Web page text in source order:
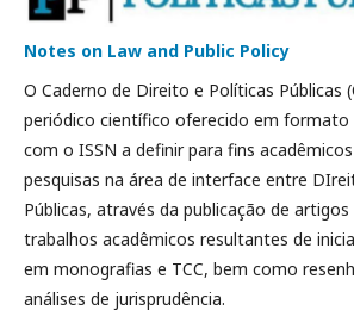
Notes on Law and Public Policy
O Caderno de Direito e Políticas Públicas
periódico científico oferecido em
com o ISSN a definir para fins
pesquisas na área de interface entre
Públicas, através da publicação de
trabalhos acadêmicos resultantes de
em monografias e TCC, bem como
análises de jurisprudência.